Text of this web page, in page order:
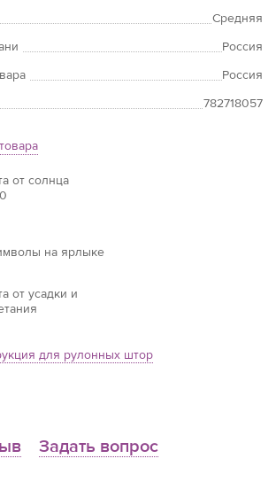
Средняя
Россия
Россия
782718057
от солнца
на ярлыке
от усадки и
для рулонных штор
Задать вопрос